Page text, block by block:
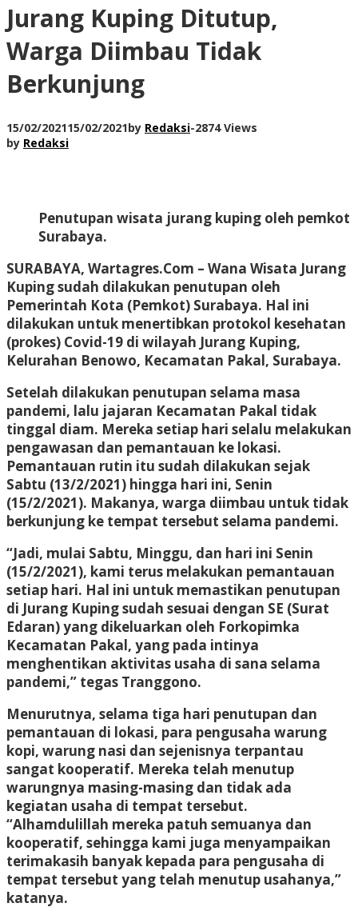
Jurang Kuping Ditutup,
Warga Diimbau Tidak
Berkunjung
15/02/202115/02/2021by Redaksi-2874 Views
by Redaksi
Penutupan wisata jurang kuping oleh pemkot
Surabaya.
SURABAYA, Wartagres.Com – Wana Wisata Jurang
Kuping sudah dilakukan penutupan oleh
Pemerintah Kota (Pemkot) Surabaya. Hal ini
dilakukan untuk menertibkan protokol kesehatan
(prokes) Covid-19 di wilayah Jurang Kuping,
Kelurahan Benowo, Kecamatan Pakal, Surabaya.
Setelah dilakukan penutupan selama masa
pandemi, lalu jajaran Kecamatan Pakal tidak
tinggal diam. Mereka setiap hari selalu melakukan
pengawasan dan pemantauan ke lokasi.
Pemantauan rutin itu sudah dilakukan sejak
Sabtu (13/2/2021) hingga hari ini, Senin
(15/2/2021). Makanya, warga diimbau untuk tidak
berkunjung ke tempat tersebut selama pandemi.
“Jadi, mulai Sabtu, Minggu, dan hari ini Senin
(15/2/2021), kami terus melakukan pemantauan
setiap hari. Hal ini untuk memastikan penutupan
di Jurang Kuping sudah sesuai dengan SE (Surat
Edaran) yang dikeluarkan oleh Forkopimka
Kecamatan Pakal, yang pada intinya
menghentikan aktivitas usaha di sana selama
pandemi,” tegas Tranggono.
Menurutnya, selama tiga hari penutupan dan
pemantauan di lokasi, para pengusaha warung
kopi, warung nasi dan sejenisnya terpantau
sangat kooperatif. Mereka telah menutup
warungnya masing-masing dan tidak ada
kegiatan usaha di tempat tersebut.
“Alhamdulillah mereka patuh semuanya dan
kooperatif, sehingga kami juga menyampaikan
terimakasih banyak kepada para pengusaha di
tempat tersebut yang telah menutup usahanya,”
katanya.